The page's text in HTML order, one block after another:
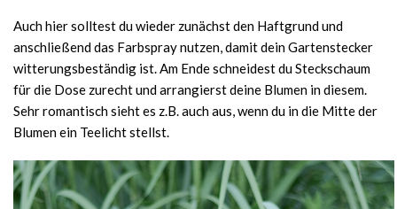
Auch hier solltest du wieder zunächst den Haftgrund und
anschließend das Farbspray nutzen, damit dein Gartenstecker
witterungsbeständig ist. Am Ende schneidest du Steckschaum
für die Dose zurecht und arrangierst deine Blumen in diesem.
Sehr romantisch sieht es z.B. auch aus, wenn du in die Mitte der
Blumen ein Teelicht stellst.